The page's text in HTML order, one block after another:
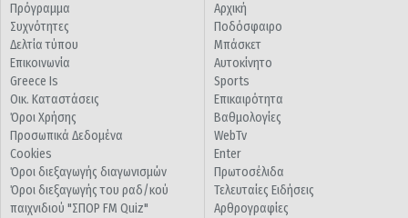
Πρόγραμμα
Συχνότητες
Δελτία τύπου
Επικοινωνία
Greece Is
Οικ. Καταστάσεις
Όροι Χρήσης
Προσωπικά Δεδομένα
Cookies
Όροι διεξαγωγής διαγωνισμών
Όροι διεξαγωγής του ραδ/κού
παιχνιδιού "ΣΠΟΡ FM Quiz"
Αρχική
Ποδόσφαιρο
Μπάσκετ
Αυτοκίνητο
Sports
Επικαιρότητα
Βαθμολογίες
WebTv
Enter
Πρωτοσέλιδα
Τελευταίες Ειδήσεις
Αρθρογραφίες